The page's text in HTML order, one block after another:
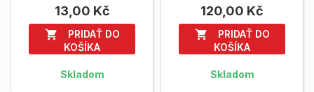
13,00 Kč

PRIDAŤ DO
KOŠÍKA
Skladom
120,00 Kč

PRIDAŤ DO
KOŠÍKA
Skladom